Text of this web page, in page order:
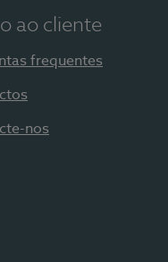
ao cliente
frequentes
nos